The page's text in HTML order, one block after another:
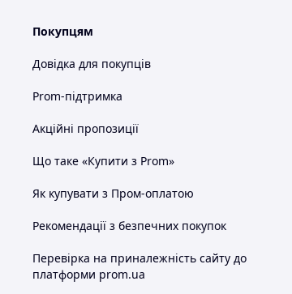
Покупцям
Довідка для покупців
Prom-підтримка
Акційні пропозиції
Що таке «Купити з Prom»
Як купувати з Пром-оплатою
Рекомендації з безпечних покупок
Перевірка на приналежність сайту до
платформи prom.ua